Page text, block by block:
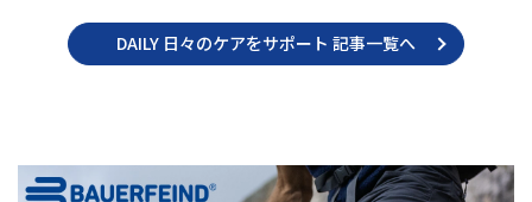
DAILY 日々のケアをサポート 記事一覧へ